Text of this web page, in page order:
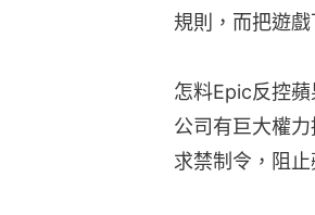
規則，而把遊戲
怎料Epic反控
公司有巨大權
求禁制令，阻